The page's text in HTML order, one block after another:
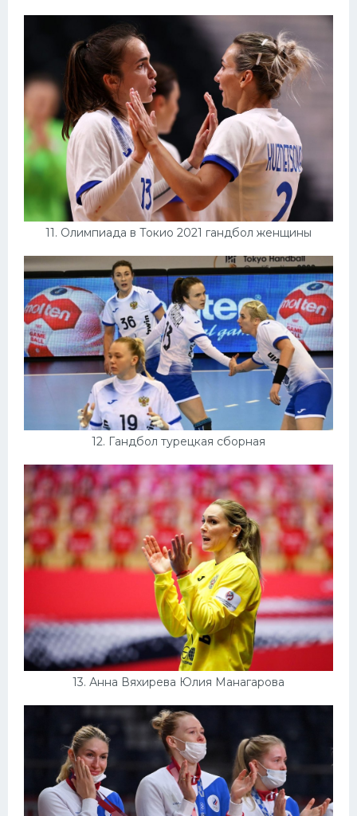
11. Олимпиада в Токио 2021 гандбол женщины
12. Гандбол турецкая сборная
13. Анна Вяхирева Юлия Манагарова